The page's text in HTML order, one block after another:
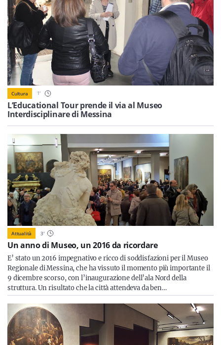
Società
Economia
Sport
Sicilia
Servizi
Resta sempre aggiornato con le ultime news, iscriviti alla
nostra newsletter
Iscriviti
L’Educational Tour prende il via al Museo
Interdisciplinare di Messina
Cultura 1'
Attualità 3'
Un anno di Museo, un 2016 da ricordare
E’ stato un 2016 impegnativo e ricco di soddisfazioni per il Museo
Regionale di Messina, che ha vissuto il momento più importante il
9 dicembre scorso, con l’inaugurazione dell’ala Nord della
struttura. Un risultato che la città attendeva da ben…